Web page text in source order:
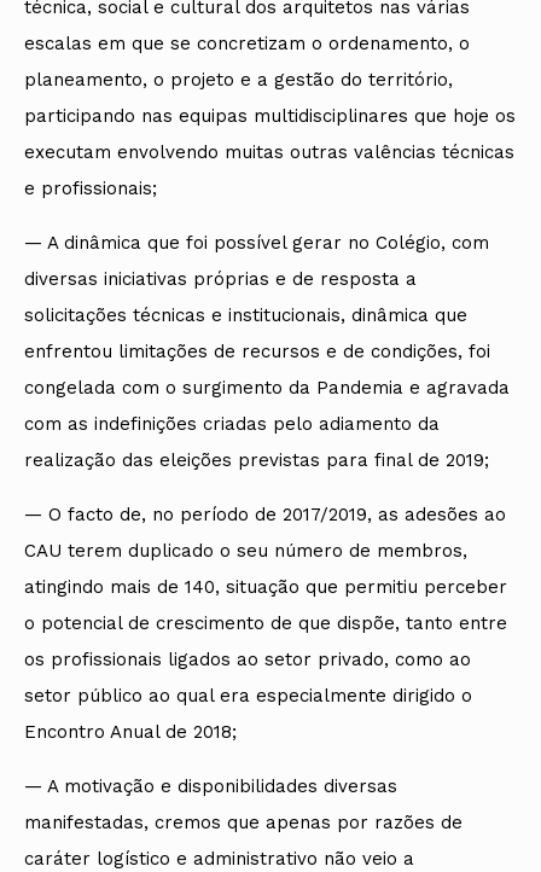
técnica, social e cultural dos arquitetos nas várias
escalas em que se concretizam o ordenamento, o
planeamento, o projeto e a gestão do território,
participando nas equipas multidisciplinares que hoje os
executam envolvendo muitas outras valências técnicas
e profissionais;
— A dinâmica que foi possível gerar no Colégio, com
diversas iniciativas próprias e de resposta a
solicitações técnicas e institucionais, dinâmica que
enfrentou limitações de recursos e de condições, foi
congelada com o surgimento da Pandemia e agravada
com as indefinições criadas pelo adiamento da
realização das eleições previstas para final de 2019;
— O facto de, no período de 2017/2019, as adesões ao
CAU terem duplicado o seu número de membros,
atingindo mais de 140, situação que permitiu perceber
o potencial de crescimento de que dispõe, tanto entre
os profissionais ligados ao setor privado, como ao
setor público ao qual era especialmente dirigido o
Encontro Anual de 2018;
— A motivação e disponibilidades diversas
manifestadas, cremos que apenas por razões de
caráter logístico e administrativo não veio a